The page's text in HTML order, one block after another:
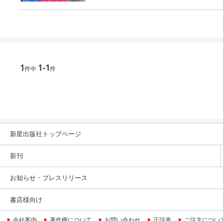
1件中 1-1件
新星出版社トップページ
新刊
お知らせ・プレスリリース
書店様向け